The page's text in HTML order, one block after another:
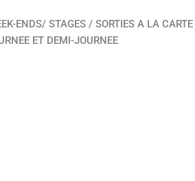
ENDS/ STAGES / SORTIES A LA CARTE
ET DEMI-JOURNEE